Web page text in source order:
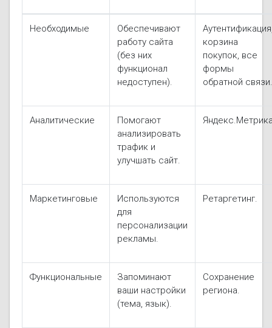
Необходимые
Обеспечивают
работу сайта
(без них
функционал
недоступен).
корзина
покупок, все
формы
обратной связи.
Аналитические
Помогают
анализировать
трафик и
улучшать сайт.
Маркетинговые
Используются
для
персонализации
рекламы.
Ретаргетинг.
Функциональные
Запоминают
ваши настройки
(тема, язык).
Сохранение
региона.
Вентиляторы
Очистители и
воздуха
Осушители
Печи банные
отработанном
Измельчители
Дровоколы